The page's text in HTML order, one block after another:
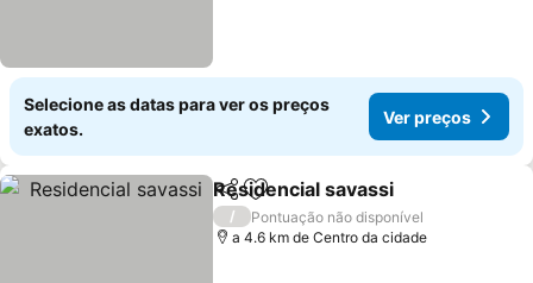
Selecione as datas para ver os preços
exatos.
Ver preços
PartilharAdicionar aos favoritos
Residencial savassi
/
Pontuação não disponível
a 4.6 km de Centro da cidade